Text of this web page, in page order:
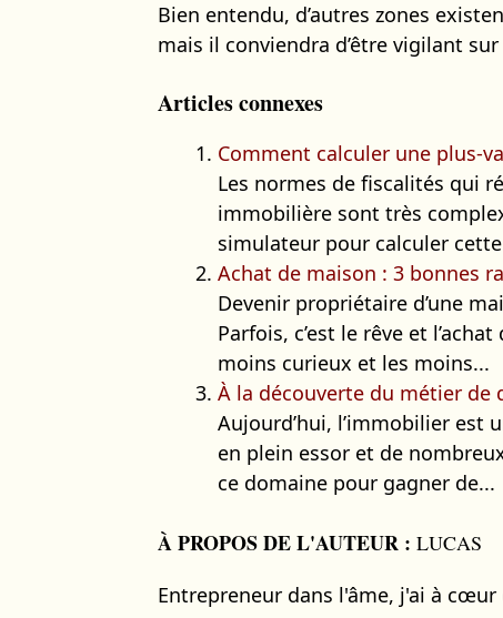
Bien entendu, d’autres zones
mais il conviendra d’être vigilant
Articles connexes
Comment calculer une plus-
Les normes de fiscalités qui
immobilière sont très
simulateur pour calculer
Achat de maison : 3 bonnes
Devenir propriétaire d’une
Parfois, c’est le rêve et
moins curieux et les moins...
À la découverte du métier
Aujourd’hui, l’immobilier est
en plein essor et de
ce domaine pour gagner de...
À PROPOS DE L'AUTEUR : LUCAS
Entrepreneur dans l'âme, j'ai à